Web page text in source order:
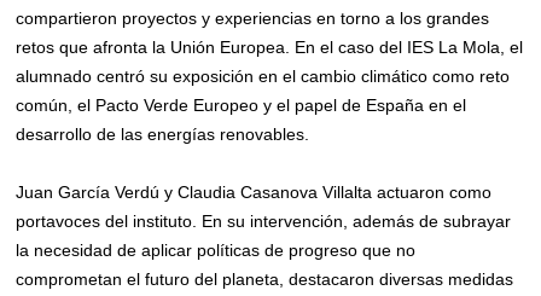
compartieron proyectos y experiencias en torno a los grandes
retos que afronta la Unión Europea. En el caso del IES La Mola, el
alumnado centró su exposición en el cambio climático como reto
común, el Pacto Verde Europeo y el papel de España en el
desarrollo de las energías renovables.
Juan García Verdú y Claudia Casanova Villalta actuaron como
portavoces del instituto. En su intervención, además de subrayar
la necesidad de aplicar políticas de progreso que no
comprometan el futuro del planeta, destacaron diversas medidas